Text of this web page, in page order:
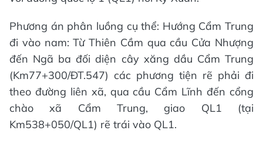
Phương án phân luồng cụ thể: Hướng Cẩm Trung
đi vào nam: Từ Thiên Cầm qua cầu Cửa Nhượng
đến Ngã ba đối diện cây xăng dầu Cẩm Trung
(Km77+300/ĐT.547) các phương tiện rẽ phải đi
theo đường liên xã, qua cầu Cẩm Lĩnh đến cổng
chào xã Cẩm Trung, giao QL1 (tại
Km538+050/QL1) rẽ trái vào QL1.